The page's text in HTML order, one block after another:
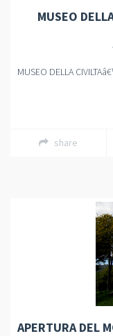
MUSEO
MUSEO DELLA
share
APERTURA DEL